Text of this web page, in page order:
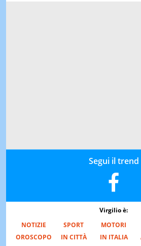
Segui il trend
Virgilio è:
NOTIZIE
SPORT MOTORI
OROSCOPO
IN CITTÀ IN ITALIA